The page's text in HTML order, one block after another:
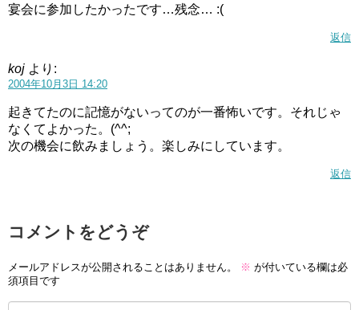
宴会に参加したかったです…残念… :(
返信
koj より:
2004年10月3日 14:20
起きてたのに記憶がないってのが一番怖いです。それじゃ
なくてよかった。(^^;
次の機会に飲みましょう。楽しみにしています。
返信
コメントをどうぞ
メールアドレスが公開されることはありません。 ※ が付いている欄は必
須項目です